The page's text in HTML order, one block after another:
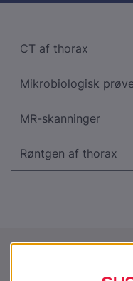
CT af thorax
Mikrobiologisk
MR-skanninger
Røntgen af thorax